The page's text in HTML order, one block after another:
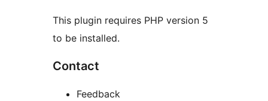
This plugin requires PHP version 5
to be installed.
Contact
Feedback